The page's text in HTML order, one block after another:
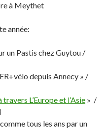
à Meythet
année:
un Pastis chez Guytou /
depuis Annecy » /
L’Europe et l’Asie » /
tous les ans par un